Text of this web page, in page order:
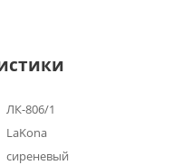
ЛК-806/1
LaKona
сиреневый